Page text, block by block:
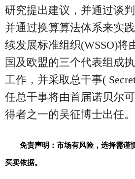
研究提出建议，并通过谈
并通过换算算法体系来实
续发展标准组织(WSSO)将
国及欧盟的三个代表组成
工作，并采取总干事(
任总干事将由首届诺贝尔
得者之一的吴征博士出任。
免责声明：市场有风险，选择需谨
买卖依据。